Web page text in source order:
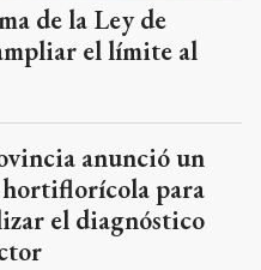
de la Ley de
el límite al
anunció un
hortiflorícola para
el diagnóstico